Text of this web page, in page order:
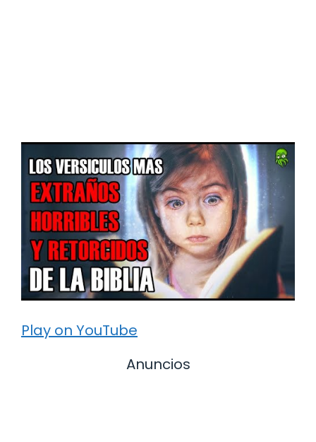
Play on YouTube
Anuncios